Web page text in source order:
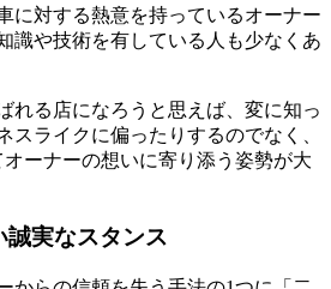
に対する熱意を持っているオーナー
識や技術を有している人も少なくあ
れる店になろうと思えば、変に知っ
スライクに偏ったりするのでなく、
オーナーの想いに寄り添う姿勢が大
実なスタンス